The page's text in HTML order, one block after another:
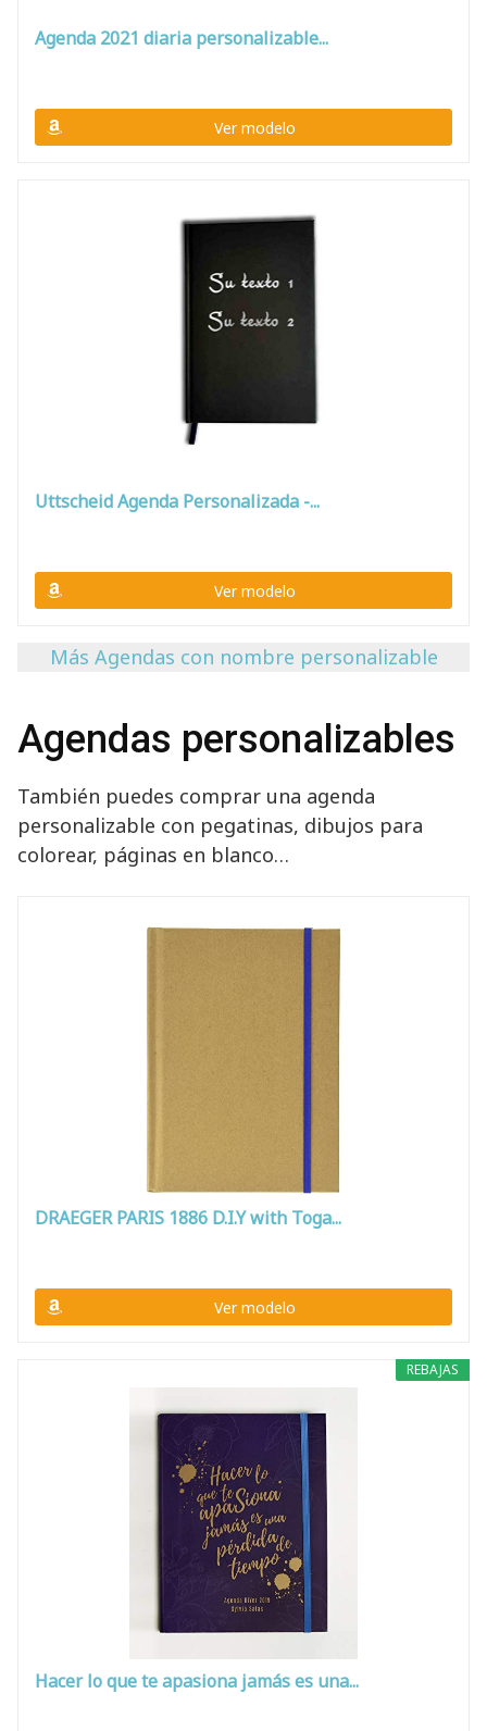
Agenda 2021 diaria personalizable...
Ver modelo
Uttscheid Agenda Personalizada -...
Ver modelo
Más Agendas con nombre personalizable
Agendas personalizables
También puedes comprar una agenda
personalizable con pegatinas, dibujos para
colorear, páginas en blanco…
DRAEGER PARIS 1886 D.I.Y with Toga...
Ver modelo
REBAJAS
Hacer lo que te apasiona jamás es una...